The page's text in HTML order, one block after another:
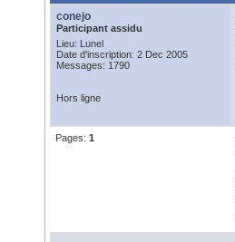
conejo
Participant assidu
Lieu: Lunel
Date d'inscription: 2 Dec 2005
Messages: 1790
Hors ligne
Pages: 1